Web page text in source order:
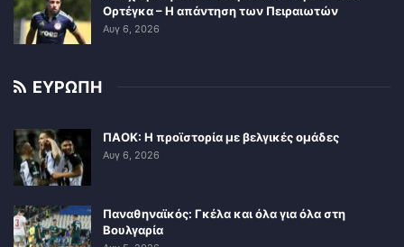
Ορτέγκα – Η απάντηση των Πειραιωτών
Αυγ 6, 2026
ΕΥΡΩΠΗ
ΠΑΟΚ: Η προϊστορία με βελγικές ομάδες
Αυγ 6, 2026
Παναθηναϊκός: Γκέλα και όλα για όλα στη
Βουλγαρία